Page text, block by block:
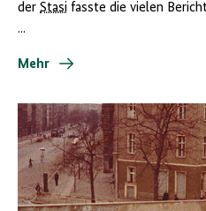
der Stasi fasste die vielen
...
Mehr